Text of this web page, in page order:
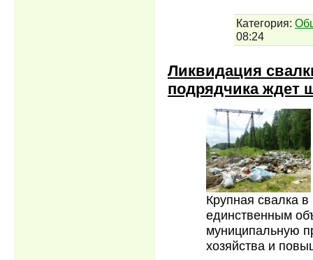
Категория:
08:24
Ликвидация
подрядчика ждет
Крупная свалка
единственным
муниципальную
хозяйства и